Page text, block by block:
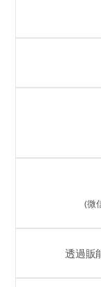
(微
透過販